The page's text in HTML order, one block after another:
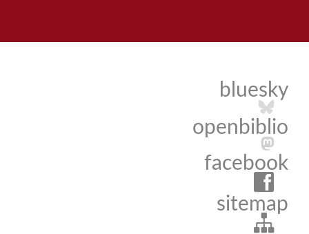
bluesky
openbiblio
facebook
sitemap